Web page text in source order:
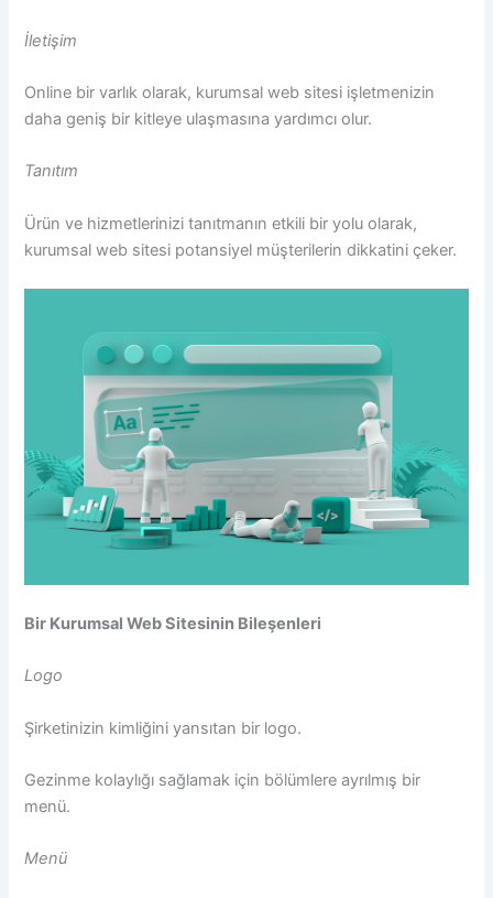
İletişim
Online bir varlık olarak, kurumsal web sitesi işletmenizin
daha geniş bir kitleye ulaşmasına yardımcı olur.
Tanıtım
Ürün ve hizmetlerinizi tanıtmanın etkili bir yolu olarak,
kurumsal web sitesi potansiyel müşterilerin dikkatini çeker.
Bir Kurumsal Web Sitesinin Bileşenleri
Logo
Şirketinizin kimliğini yansıtan bir logo.
Gezinme kolaylığı sağlamak için bölümlere ayrılmış bir
menü.
Menü